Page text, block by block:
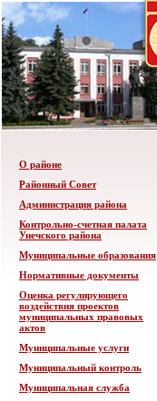
О районе
Районный Совет
Администрация района
Контрольно-счетная палата
Унечского района
Муниципальные образования
Нормативные документы
Оценка регулирующего
воздействия проектов
муниципальных правовых
актов
Муниципальные услуги
Муниципальный контроль
Муниципальная служба